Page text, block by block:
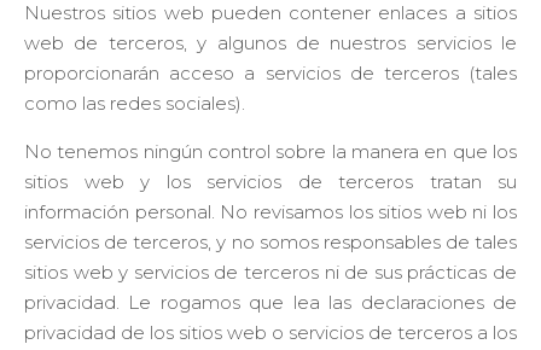
Nuestros sitios web pueden contener enlaces a sitios
web de terceros, y algunos de nuestros servicios le
proporcionarán acceso a servicios de terceros (tales
como las redes sociales).
No tenemos ningún control sobre la manera en que los
sitios web y los servicios de terceros tratan su
información personal. No revisamos los sitios web ni los
servicios de terceros, y no somos responsables de tales
sitios web y servicios de terceros ni de sus prácticas de
privacidad. Le rogamos que lea las declaraciones de
privacidad de los sitios web o servicios de terceros a los